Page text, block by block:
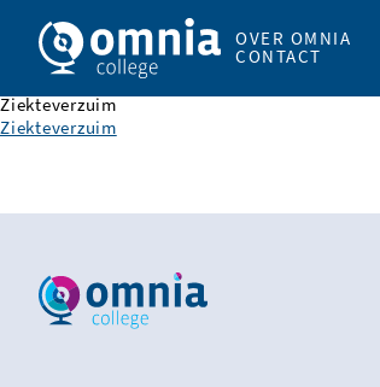
OVER OMNIA
CONTACT
Ziekteverzuim
Ziekteverzuim